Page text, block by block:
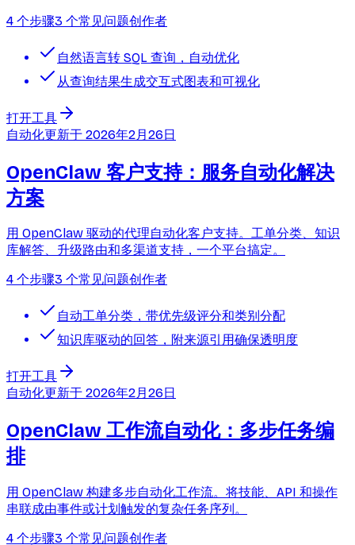
4 个步骤3 个常见问题创作者
自然语言转 SQL 查询，自动优化
从查询结果生成交互式图表和可视化
打开工具
自动化更新于 2026年2月26日
OpenClaw 客户支持：服务自动化解决
方案
用 OpenClaw 驱动的代理自动化客户支持。工单分类、知识
库解答、升级路由和多渠道支持，一个平台搞定。
4 个步骤3 个常见问题创作者
自动工单分类，带优先级评分和类别分配
知识库驱动的回答，附来源引用确保透明度
打开工具
自动化更新于 2026年2月26日
OpenClaw 工作流自动化：多步任务编
排
用 OpenClaw 构建多步自动化工作流。将技能、API 和操作
串联成由事件或计划触发的复杂任务序列。
4 个步骤3 个常见问题创作者